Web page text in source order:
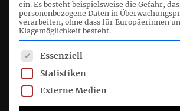
Joachimsthaler Str. 34
10719 Berlin
+49 (0)30 20 64 12 - 0
+49 (0)30 20 64 12 - 15
info@drsc.de
ein. Es besteht beispielsweise die Gefahr,
personenbezogene Daten in
verarbeiten, ohne dass für Europäerinnen
Klagemöglichkeit besteht.
Es folgt eine Liste der Service-
Essenziell
Statistiken
Externe Medien